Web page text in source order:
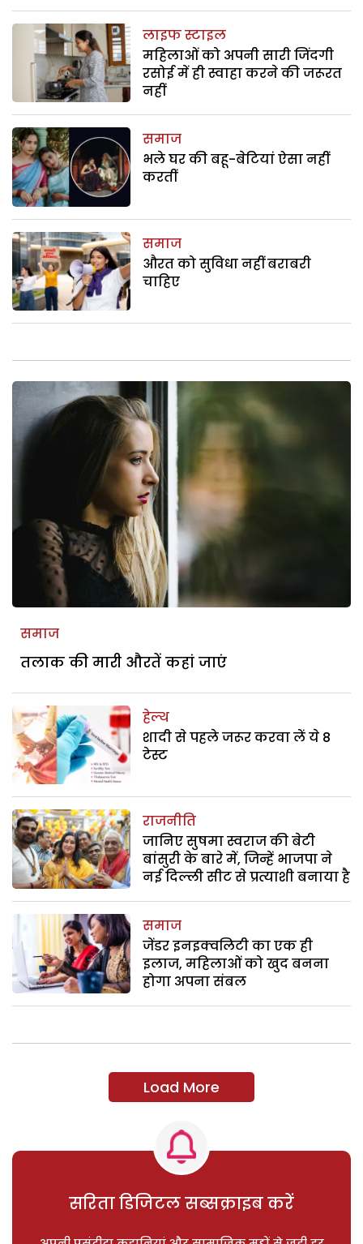
लाइफ स्टाइल
महिलाओं को अपनी सारी जिंदगी
रसोई में ही स्वाहा करने की जरूरत
नहीं
समाज
भले घर की बहू-बेटियां ऐसा नहीं
करतीं
समाज
औरत को सुविधा नहीं बराबरी
चाहिए
समाज
तलाक की मारी औरतें कहां जाएं
हेल्थ
शादी से पहले जरूर करवा लें ये 8
टेस्ट
राजनीति
जानिए सुषमा स्वराज की बेटी
बांसुरी के बारे में, जिन्हें भाजपा ने
नई दिल्ली सीट से प्रत्याशी बनाया है
समाज
जेंडर इनइक्वलिटी का एक ही
इलाज, महिलाओं को खुद बनना
होगा अपना संबल
Load More
सरिता डिजिटल सब्सक्राइब करें